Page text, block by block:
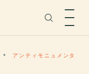
アンティモニュメンタ